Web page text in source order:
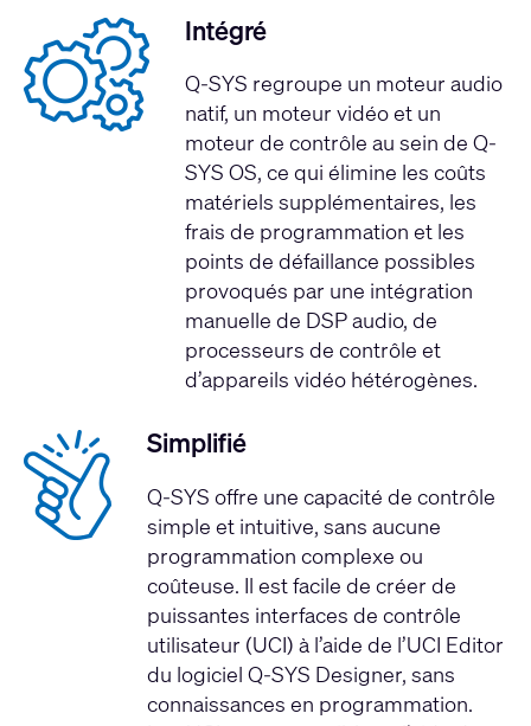
Intégré
Q-SYS regroupe un moteur audio
natif, un moteur vidéo et un
moteur de contrôle au sein de Q-
SYS OS, ce qui élimine les coûts
matériels supplémentaires, les
frais de programmation et les
points de défaillance possibles
provoqués par une intégration
manuelle de DSP audio, de
processeurs de contrôle et
d’appareils vidéo hétérogènes.
Simplifié
Q-SYS offre une capacité de contrôle
simple et intuitive, sans aucune
programmation complexe ou
coûteuse. Il est facile de créer de
puissantes interfaces de contrôle
utilisateur (UCI) à l’aide de l’UCI Editor
du logiciel Q-SYS Designer, sans
connaissances en programmation.